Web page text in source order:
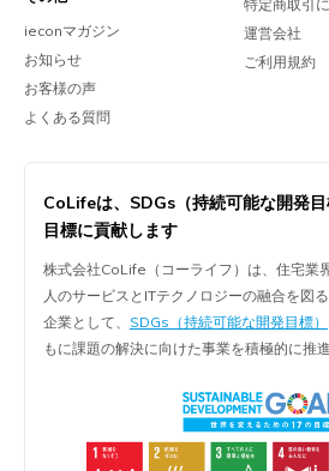
ieconマガジン
お知らせ
お客様の声
よくある質問
特定商取引
運営会社
ご利用規約
CoLifeは、 SDGs（持続可能な開発
目標に貢献します
株式会社CoLife（コーライフ）は、住宅業
人のサービスとITテクノロジーの融合を図
企業として、 SDGs（持続可能な開発目標）
もに課題の解決に向けた事業を積極的に推